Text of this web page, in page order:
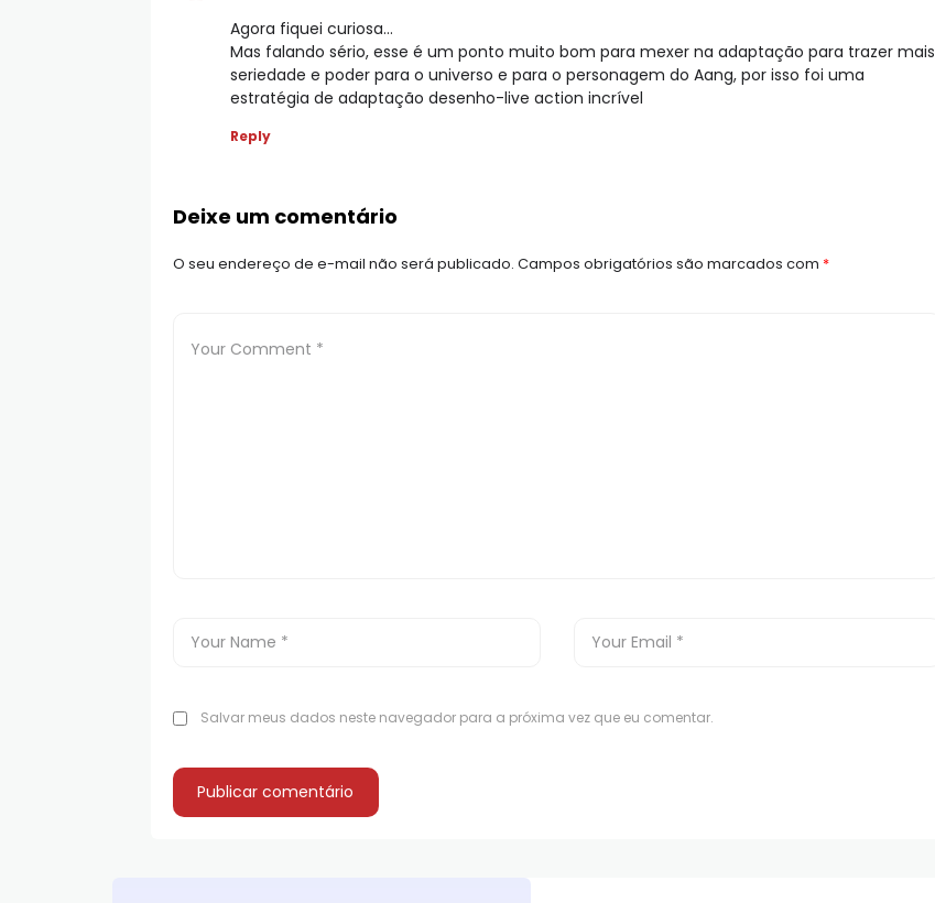
Agora fiquei curiosa…
Mas falando sério, esse é um ponto muito bom para mexer na adaptação para trazer mais
seriedade e poder para o universo e para o personagem do Aang, por isso foi uma
estratégia de adaptação desenho-live action incrível
Reply
Deixe um comentário
O seu endereço de e-mail não será publicado. Campos obrigatórios são marcados com *
Salvar meus dados neste navegador para a próxima vez que eu comentar.